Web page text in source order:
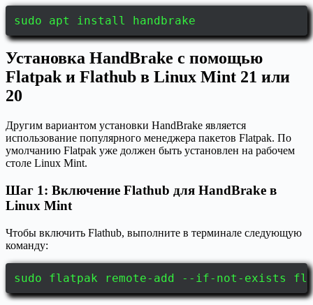
sudo apt install handbrake
Установка HandBrake с помощью
Flatpak и Flathub в Linux Mint 21 или
20
Другим вариантом установки HandBrake является
использование популярного менеджера пакетов Flatpak. По
умолчанию Flatpak уже должен быть установлен на рабочем
столе Linux Mint.
Шаг 1: Включение Flathub для HandBrake в
Linux Mint
Чтобы включить Flathub, выполните в терминале следующую
команду:
sudo flatpak remote-add --if-not-exists